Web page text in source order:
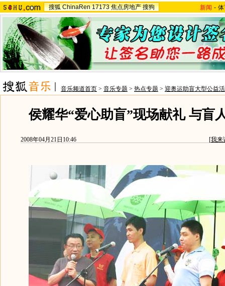
搜狐 ChinaRen 17173 焦点房地产 搜狗 新闻 -
音乐频道首页 > 音乐专题 > 热点专题 > 迎奥运助盲大型公益
侯耀华“爱心助盲”现场献礼 与盲
2008年04月21日10:46 [我来